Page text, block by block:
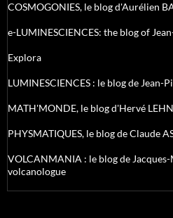
COSMOGONIES, le blog d'Aurélien
e-LUMINESCIENCES: the blog of
Explora
LUMINESCIENCES : le blog de Jean-
MATH'MONDE, le blog d'Hervé
PHYSMATIQUES, le blog de Claude
VOLCANMANIA : le blog de
volcanologue